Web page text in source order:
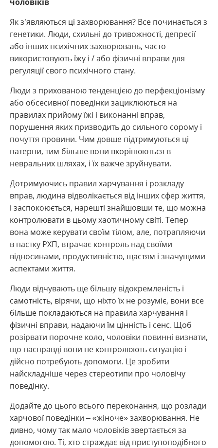
Як з’являються ці захворювання? Все починається з
генетики. Люди, схильні до тривожності, депресії
або інших психічних захворювань, часто
використовують їжу і / або фізичні вправи для
регуляції свого психічного стану.
Люди з прихованою тенденцією до перфекціонізму
або обсесивної поведінки зациклюються на
правилах прийому їжі і виконанні вправ,
порушення яких призводить до сильного сорому і
почуття провини. Чим довше підтримуються ці
патерни, тим більше вони вкорінюються в
невральних шляхах, і їх важче зруйнувати.
Дотримуючись правил харчування і розкладу
вправ, людина відволікається від інших сфер життя,
і заспокоюється, нарешті знайшовши те, що можна
контролювати в цьому хаотичному світі. Тепер
вона може керувати своїм тілом, але, потрапляючи
в пастку РХП, втрачає контроль над своїми
відносинами, продуктивністю, щастям і значущими
аспектами життя.
Люди відчувають ще більшу відокремленість і
самотність, вірячи, що ніхто їх не розуміє, вони все
більше покладаються на правила харчування і
фізичні вправи, надаючи їм цінність і сенс. Щоб
розірвати порочне коло, чоловіки повинні визнати,
що насправді вони не контролюють ситуацію і
дійсно потребують допомоги. Це зробити
найскладніше через стереотипи про чоловічу
поведінку.
Додайте до цього всього переконання, що розлади
харчової поведінки – «жіноче» захворювання. Не
дивно, чому так мало чоловіків звертається за
допомогою. Ті, хто страждає від приступоподібного